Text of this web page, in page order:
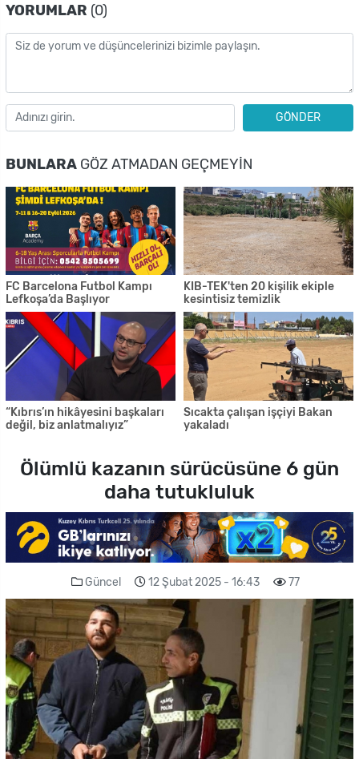
YORUMLAR (0)
GÖNDER
BUNLARA GÖZ ATMADAN GEÇMEYIN
FC Barcelona Futbol Kampı
Lefkoşa’da Başlıyor
KIB-TEK'ten 20 kişilik ekiple
kesintisiz temizlik
“Kıbrıs’ın hikâyesini başkaları
değil, biz anlatmalıyız”
Sıcakta çalışan işçiyi Bakan
yakaladı
Ölümlü kazanın sürücüsüne 6 gün
daha tutukluluk
Güncel 12 Şubat 2025 - 16:43 77